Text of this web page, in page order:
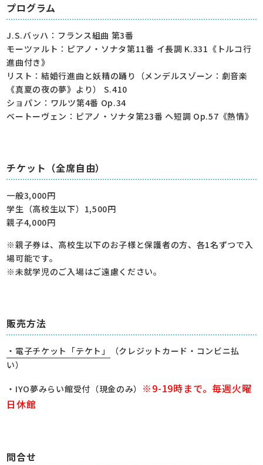
プログラム
J.S.バッハ：フランス組曲 第3番
モーツァルト：ピアノ・ソナタ第11番 イ長調 K.331《トルコ行
進曲付き》
リスト：結婚行進曲と妖精の踊り（メンデルスゾーン：劇音楽
《真夏の夜の夢》より） S.410
ショパン：ワルツ第4番 Op.34
ベートーヴェン：ピアノ・ソナタ第23番 ヘ短調 Op.57《熱情》
チケット（全席自由）
一般3,000円
学生（高校生以下）1,500円
親子4,000円
※親子券は、高校生以下のお子様と保護者の方、各1名ずつで入
場可能です。
※未就学児のご入場はご遠慮ください。
販売方法
・電子チケット「テケト」
（クレジットカード・コンビニ払
い）
・IYO夢みらい館受付（現金のみ） ※9-19時まで。毎週火曜
日休館
問合せ